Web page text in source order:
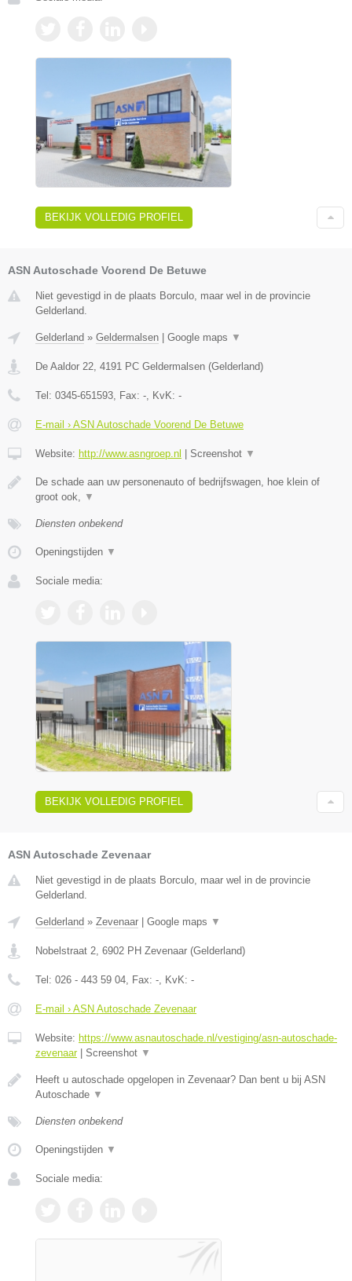
BEKIJK VOLLEDIG PROFIEL
ASN Autoschade Voorend De Betuwe
Niet gevestigd in de plaats Borculo, maar wel in de provincie
Gelderland.
Gelderland » Geldermalsen Google maps ▼
De Aaldor 22, 4191 PC Geldermalsen (Gelderland)
Tel: 0345-651593, Fax: -, KvK: -
E-mail › ASN Autoschade Voorend De Betuwe
Website: http://www.asngroep.nl Screenshot ▼
De schade aan uw personenauto of bedrijfswagen, hoe klein of
groot ook, ▼
Diensten onbekend
Openingstijden ▼
Sociale media:
BEKIJK VOLLEDIG PROFIEL
ASN Autoschade Zevenaar
Niet gevestigd in de plaats Borculo, maar wel in de provincie
Gelderland.
Gelderland » Zevenaar Google maps ▼
Nobelstraat 2, 6902 PH Zevenaar (Gelderland)
Tel: 026 - 443 59 04, Fax: -, KvK: -
E-mail › ASN Autoschade Zevenaar
Website: https://www.asnautoschade.nl/vestiging/asn-autoschade-
zevenaar| Screenshot ▼
Heeft u autoschade opgelopen in Zevenaar? Dan bent u bij ASN
Autoschade ▼
Diensten onbekend
Openingstijden ▼
Sociale media: